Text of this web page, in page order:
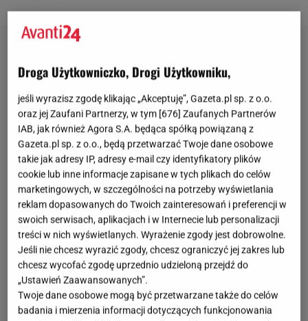
Droga Użytkowniczko, Drogi Użytkowniku,
jeśli wyrazisz zgodę klikając „Akceptuję”, Gazeta.pl sp. z o.o.
oraz jej Zaufani Partnerzy, w tym [676] Zaufanych Partnerów
IAB, jak również Agora S.A. będąca spółką powiązaną z
Gazeta.pl sp. z o.o., będą przetwarzać Twoje dane osobowe
takie jak adresy IP, adresy e-mail czy identyfikatory plików
cookie lub inne informacje zapisane w tych plikach do celów
marketingowych, w szczególności na potrzeby wyświetlania
reklam dopasowanych do Twoich zainteresowań i preferencji w
swoich serwisach, aplikacjach i w Internecie lub personalizacji
treści w nich wyświetlanych. Wyrażenie zgody jest dobrowolne.
Jeśli nie chcesz wyrazić zgody, chcesz ograniczyć jej zakres lub
chcesz wycofać zgodę uprzednio udzieloną przejdź do
„Ustawień Zaawansowanych”.
Twoje dane osobowe mogą być przetwarzane także do celów
badania i mierzenia informacji dotyczących funkcjonowania